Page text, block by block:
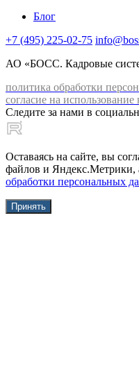
Блог
+7 (495) 225-02-75
АО «БОСС. Кадровые
политика обработки
согласие на
Следите за нами в
Оставаясь на сайте, вы
файлов и Яндекс.Метрики,
обработки персональных
Принять